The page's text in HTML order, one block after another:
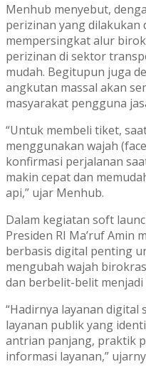
Menhub menyebut,
perizinan yang
mempersingkat alur
perizinan di sektor
mudah. Begitupun juga
angkutan massal akan
masyarakat pengguna
“Untuk membeli tiket,
menggunakan wajah
konfirmasi perjalanan
makin cepat dan
api,” ujar Menhub.
Dalam kegiatan soft
Presiden RI Ma’ruf Amin
berbasis digital penting
mengubah wajah
dan berbelit-belit
“Hadirnya layanan digital
layanan publik yang
antrian panjang, praktik
informasi layanan,”